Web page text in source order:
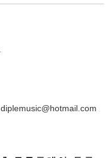
diplemusic@hotmail.com